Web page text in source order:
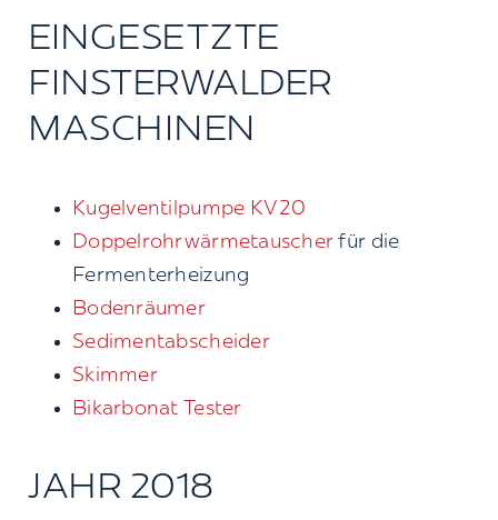
EINGESETZTE
FINSTERWALDER
MASCHINEN
Kugelventilpumpe KV20
Doppelrohrwärmetauscher für die
Fermenterheizung
Bodenräumer
Sedimentabscheider
Skimmer
Bikarbonat Tester
JAHR 2018